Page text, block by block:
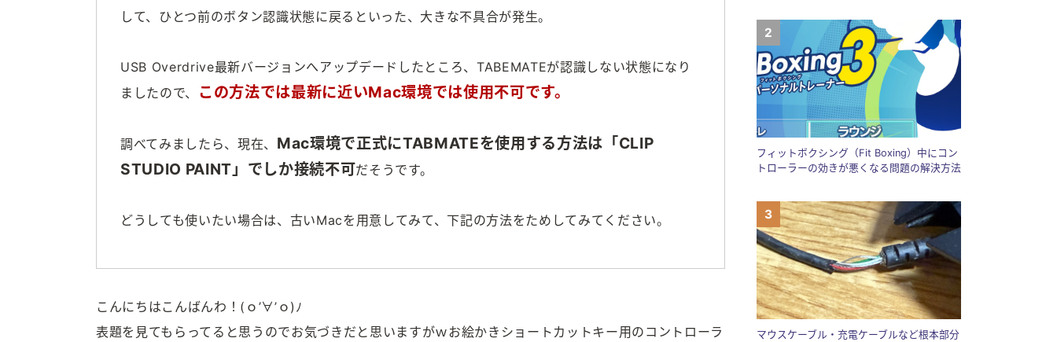
して、ひとつ前のボタン認識状態に戻るといった、大きな不具合が発生。
USB Overdrive最新バージョンへアップデードしたところ、TABEMATEが認識しない状態になり
ましたので、
この方法では最新に近いMac環境では使用不可です。
調べてみましたら、現在、 Mac環境で正式にTABMATEを使用する方法は「CLIP
STUDIO PAINT」でしか接続不可だそうです。
どうしても使いたい場合は、古いMacを用意してみて、下記の方法をためしてみてください。
こんにちはこんばんわ！(ｏ’∀’ｏ)ﾉ
表題を見てもらってると思うのでお気づきだと思いますがｗお絵かきショートカットキー用のコントローラ
フィットボクシング（Fit Boxing）中にコン
トローラーの効きが悪くなる問題の解決方法
マウスケーブル・充電ケーブルなど根本部分